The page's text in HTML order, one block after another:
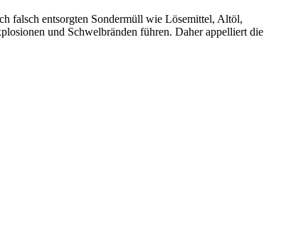
falsch entsorgten Sondermüll wie Lösemittel, Altöl,
und Schwelbränden führen. Daher appelliert die